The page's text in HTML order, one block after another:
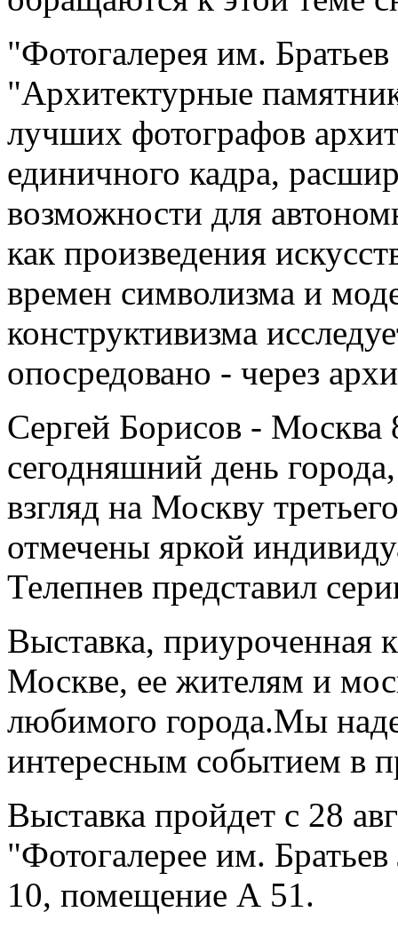
"Фотогалерея им.
"Архитектурные
лучших фотографов
единичного кадра,
возможности для
как произведения
времен символизма и
конструктивизма
опосредовано - через
Сергей Борисов -
сегодняшний день
взгляд на Москву
отмечены яркой
Телепнев представил
Выставка, приуроченная
Москве, ее жителям и
любимого города.Мы
интересным событием в
Выставка пройдет с 28
"Фотогалерее им.
10, помещение А 51.